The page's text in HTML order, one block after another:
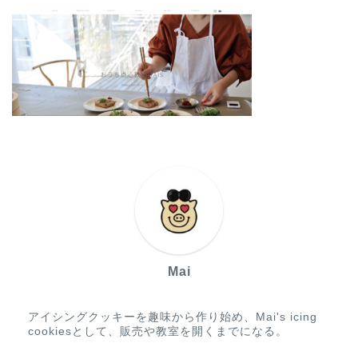
Mai
アイシングクッキーを趣味から作り始め、Mai's icing
cookiesとして、販売や教室を開くまでになる。